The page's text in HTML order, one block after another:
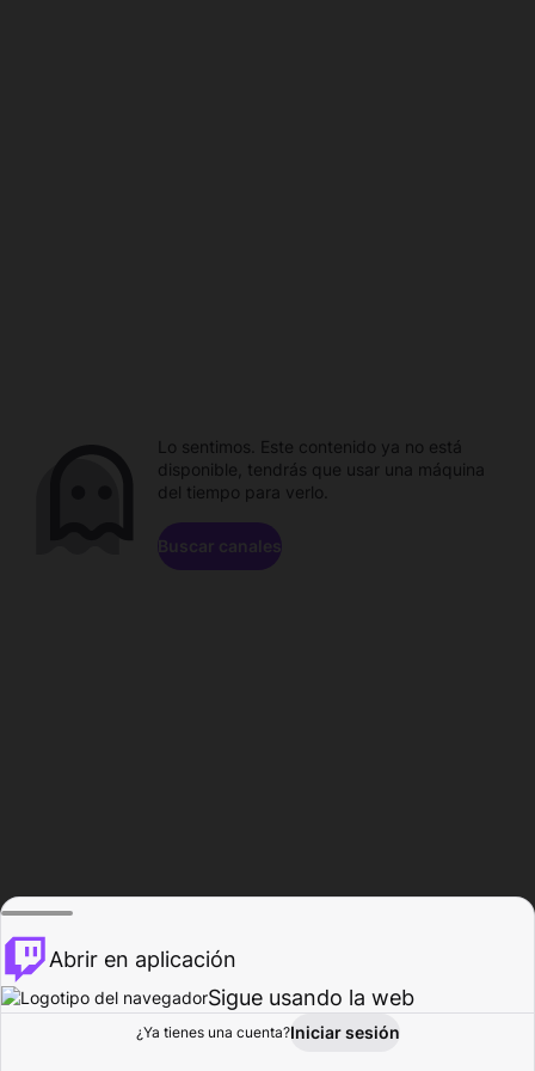
Explorar Actividad
Lo sentimos. Este contenido ya no está
disponible, tendrás que usar una máquina
del tiempo para verlo.
Buscar canales
Abrir en aplicación
Sigue usando la web
¿Ya tienes una cuenta?Iniciar sesión